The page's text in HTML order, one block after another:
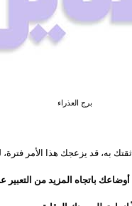
برج العذراء
باتجاه المزيد من التعبير